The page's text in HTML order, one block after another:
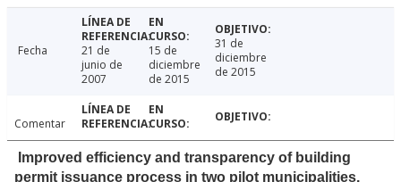
Fecha
21 de
junio de
2007
15 de
diciembre
de 2015
31 de
diciembre
de 2015
Comentar
Improved efficiency and transparency of building
permit issuance process in two pilot municipalities.